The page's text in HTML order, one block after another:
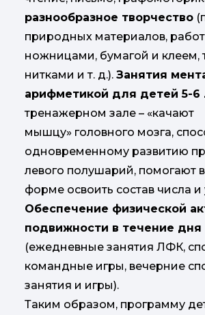
разнообразное творчество
природных материалов,
ножницами, бумагой и клеем,
нитками и т. д.). Занятия
арифметикой для детей 5-6
тренажерном зале – «качают
мышцу» головного мозга,
одновременному развитию
левого полушарий, помогают
форме освоить состав числа и
Обеспечение физической
подвижности в течение дня
(ежедневные занятия ЛФК,
командные игры, вечерние
занятия и игры).
Таким образом, программу